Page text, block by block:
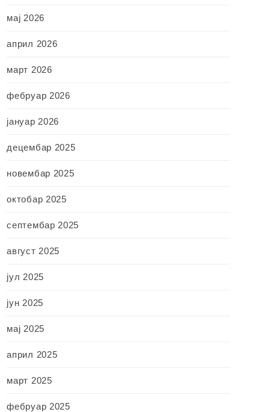
мај 2026
април 2026
март 2026
фебруар 2026
јануар 2026
децембар 2025
новембар 2025
октобар 2025
септембар 2025
август 2025
јул 2025
јун 2025
мај 2025
април 2025
март 2025
фебруар 2025